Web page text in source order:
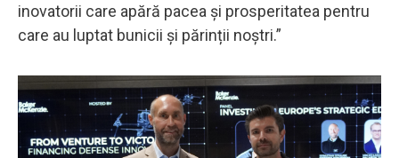
inovatorii care apără pacea și prosperitatea pentru
care au luptat bunicii și părinții noștri.”